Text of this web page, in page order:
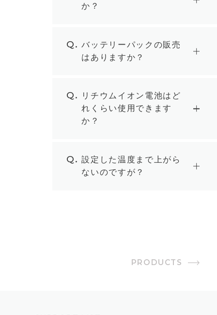
か？
Q. バッテリーパックの販売
はありますか？
Q.
リチウムイオン電池はど
れくらい使用できます
か？
Q. 設定した温度まで上がら
ないのですが？
PRODUCTS